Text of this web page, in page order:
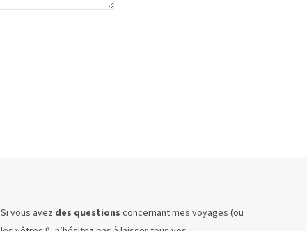
Si vous avez des questions concernant mes voyages (ou